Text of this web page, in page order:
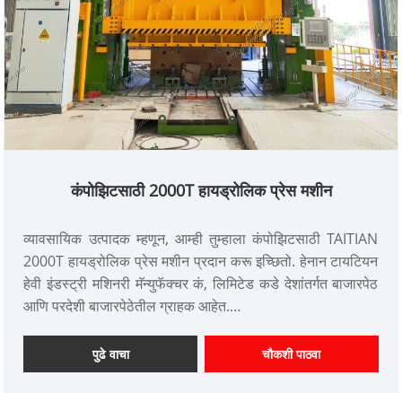
कंपोझिटसाठी 2000T हायड्रोलिक प्रेस मशीन
व्यावसायिक उत्पादक म्हणून, आम्ही तुम्हाला कंपोझिटसाठी TAITIAN
2000T हायड्रोलिक प्रेस मशीन प्रदान करू इच्छितो. हेनान टायटियन
हेवी इंडस्ट्री मशिनरी मॅन्युफॅक्चर कं, लिमिटेड कडे देशांतर्गत बाजारपेठ
आणि परदेशी बाजारपेठेतील ग्राहक आहेत.
पेमेंट: T/T, L/C
उत्पादन मूळ: चीन
पुढे वाचा चौकशी पाठवा